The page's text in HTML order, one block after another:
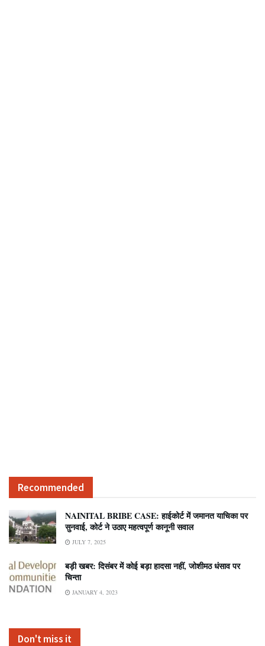
Recommended
NAINITAL BRIBE CASE: हाईकोर्ट में जमानत याचिका पर
सुनवाई, कोर्ट ने उठाए महत्वपूर्ण कानूनी सवाल
JULY 7, 2025
बड़ी खबर: दिसंबर में कोई बड़ा हादसा नहीं, जोशीमठ धंसाव पर
चिन्ता
JANUARY 4, 2023
Don't miss it